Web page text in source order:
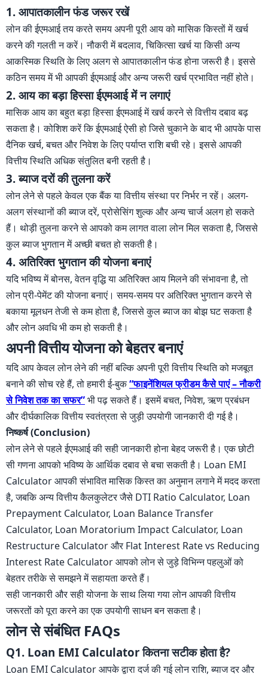
1. आपातकालीन फंड जरूर रखें
लोन की ईएमआई तय करते समय अपनी पूरी आय को मासिक किस्तों में खर्च
करने की गलती न करें। नौकरी में बदलाव, चिकित्सा खर्च या किसी अन्य
आकस्मिक स्थिति के लिए अलग से आपातकालीन फंड होना जरूरी है। इससे
कठिन समय में भी आपकी ईएमआई और अन्य जरूरी खर्च प्रभावित नहीं होते।
2. आय का बड़ा हिस्सा ईएमआई में न लगाएं
मासिक आय का बहुत बड़ा हिस्सा ईएमआई में खर्च करने से वित्तीय दबाव बढ़
सकता है। कोशिश करें कि ईएमआई ऐसी हो जिसे चुकाने के बाद भी आपके पास
दैनिक खर्च, बचत और निवेश के लिए पर्याप्त राशि बची रहे। इससे आपकी
वित्तीय स्थिति अधिक संतुलित बनी रहती है।
3. ब्याज दरों की तुलना करें
लोन लेने से पहले केवल एक बैंक या वित्तीय संस्था पर निर्भर न रहें। अलग-
अलग संस्थानों की ब्याज दरें, प्रोसेसिंग शुल्क और अन्य चार्ज अलग हो सकते
हैं। थोड़ी तुलना करने से आपको कम लागत वाला लोन मिल सकता है, जिससे
कुल ब्याज भुगतान में अच्छी बचत हो सकती है।
4. अतिरिक्त भुगतान की योजना बनाएं
यदि भविष्य में बोनस, वेतन वृद्धि या अतिरिक्त आय मिलने की संभावना है, तो
लोन प्री-पेमेंट की योजना बनाएं। समय-समय पर अतिरिक्त भुगतान करने से
बकाया मूलधन तेजी से कम होता है, जिससे कुल ब्याज का बोझ घट सकता है
और लोन अवधि भी कम हो सकती है।
अपनी वित्तीय योजना को बेहतर बनाएं
यदि आप केवल लोन लेने की नहीं बल्कि अपनी पूरी वित्तीय स्थिति को मजबूत
बनाने की सोच रहे हैं, तो हमारी ई-बुक“फाइनेंशियल फ्रीडम कैसे पाएं – नौकरी
से निवेश तक का सफर”भी पढ़ सकते हैं। इसमें बचत, निवेश, ऋण प्रबंधन
और दीर्घकालिक वित्तीय स्वतंत्रता से जुड़ी उपयोगी जानकारी दी गई है।
निष्कर्ष (Conclusion)
लोन लेने से पहले ईएमआई की सही जानकारी होना बेहद जरूरी है। एक छोटी
सी गणना आपको भविष्य के आर्थिक दबाव से बचा सकती है। Loan EMI
Calculator आपकी संभावित मासिक किस्त का अनुमान लगाने में मदद करता
है, जबकि अन्य वित्तीय कैलकुलेटर जैसे DTI Ratio Calculator, Loan
Prepayment Calculator, Loan Balance Transfer
Calculator, Loan Moratorium Impact Calculator, Loan
Restructure Calculator और Flat Interest Rate vs Reducing
Interest Rate Calculator आपको लोन से जुड़े विभिन्न पहलुओं को
बेहतर तरीके से समझने में सहायता करते हैं।
सही जानकारी और सही योजना के साथ लिया गया लोन आपकी वित्तीय
जरूरतों को पूरा करने का एक उपयोगी साधन बन सकता है।
लोन से संबंधित FAQs
Q1. Loan EMI Calculator कितना सटीक होता है?
Loan EMI Calculator आपके द्वारा दर्ज की गई लोन राशि, ब्याज दर और